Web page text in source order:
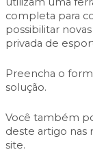
completa para
possibilitar
privada de
Preencha o
solução.
Você também
deste artigo nas
site.